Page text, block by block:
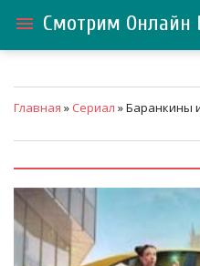
menu Смотрим Онлайн
Главная » Сериал » Баранкины